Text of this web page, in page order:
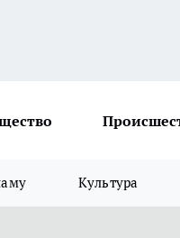
Культура